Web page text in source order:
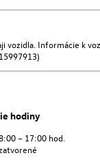
Informácie k
hodiny
– 17:00 hod.